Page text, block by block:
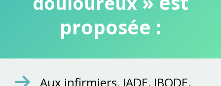
proposée :
Aux infirmiers, IADE, IBODE,